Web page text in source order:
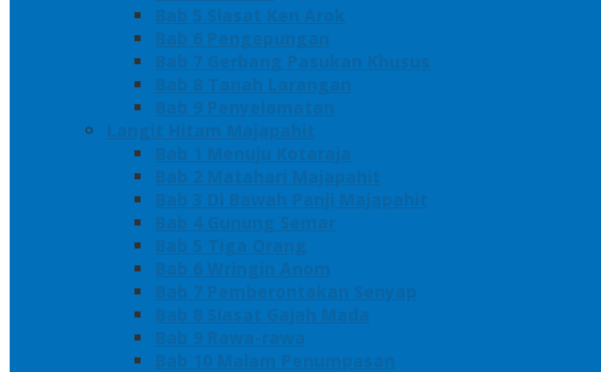
Bab 5 Siasat Ken Arok
Bab 6 Pengepungan
Bab 7 Gerbang Pasukan Khusus
Bab 8 Tanah Larangan
Bab 9 Penyelamatan
Langit Hitam Majapahit
Bab 1 Menuju Kotaraja
Bab 2 Matahari Majapahit
Bab 3 Di Bawah Panji Majapahit
Bab 4 Gunung Semar
Bab 5 Tiga Orang
Bab 6 Wringin Anom
Bab 7 Pemberontakan Senyap
Bab 8 Siasat Gajah Mada
Bab 9 Rawa-rawa
Bab 10 Malam Penumpasan